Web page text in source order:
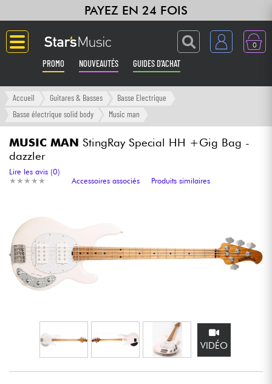
PAYEZ EN 24 FOIS
0
PROMO NOUVEAUTÉS GUIDES D'ACHAT
Langue
Synthés & Sampleurs
Home Studio
Casques
DJ
Accueil Guitares & Basses
Basse Electrique
Basse électrique solid body
Music man
MUSIC MAN StingRay Special HH +Gig Bag -
dazzler
★ ★ ★ ★ ★
★ ★ ★ ★ ★
Lire les avis (0)
Accessoires associés
Produits similaires
VIDÉO